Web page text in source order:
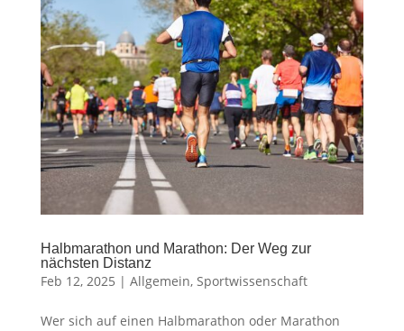
Halbmarathon und Marathon: Der Weg zur
nächsten Distanz
Feb 12, 2025 | Allgemein, Sportwissenschaft
Wer sich auf einen Halbmarathon oder Marathon